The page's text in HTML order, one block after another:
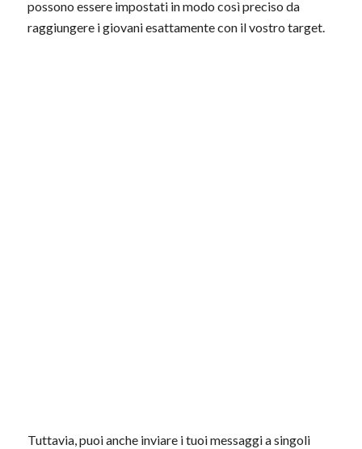
possono essere impostati in modo così preciso da
raggiungere i giovani esattamente con il vostro target.
Tuttavia, puoi anche inviare i tuoi messaggi a singoli